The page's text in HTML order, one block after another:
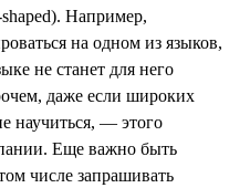
Например,
на одном из языков,
не станет для него
даже если широких
научиться, — этого
Еще важно быть
числе запрашивать